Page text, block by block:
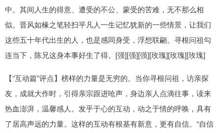
中。其间人生的得意、遭受的不公、蒙受的苦难，无不那么相
似。晋风如椽之笔轻扫平凡人一生记忆犹新的一些情景，让我们
这些五十年代出生的人，也是感同身受，浮想联翩。寻根问祖勾
连当下，陈兄这身本事好生了得。[强][强][强][玫瑰][玫瑰][玫瑰]
【“互动篇”评点】榜样的力量是无穷的。当你寻根问祖，访亲探
友，成就大作时，引得亲宗跟进呛声，身边亲人点滴往事，读来
热血澎湃，温馨感人。发乎于心的互动，动之于情的呼唤，具有
了居高声远的力量。这样的互动有根基有新意，更有自信。“自信